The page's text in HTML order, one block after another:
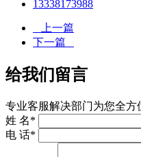
13338173988
上一篇
下一篇
给我们留言
专业客服解决部门为您全
姓 名*
电 话*